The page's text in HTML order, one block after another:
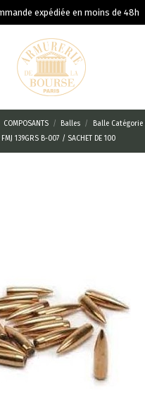
expédiée en moins de 48h
COMPOSANTS Balles
Balle Catégorie
139GRS B-007 / SACHET DE 100